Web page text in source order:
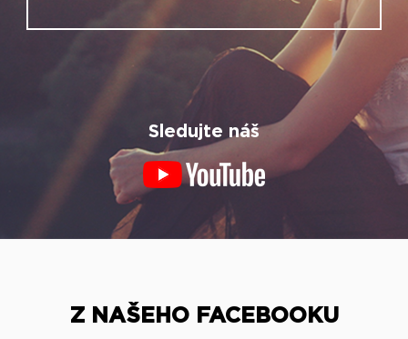
Sledujte náš
Z NAŠEHO FACEBOOKU